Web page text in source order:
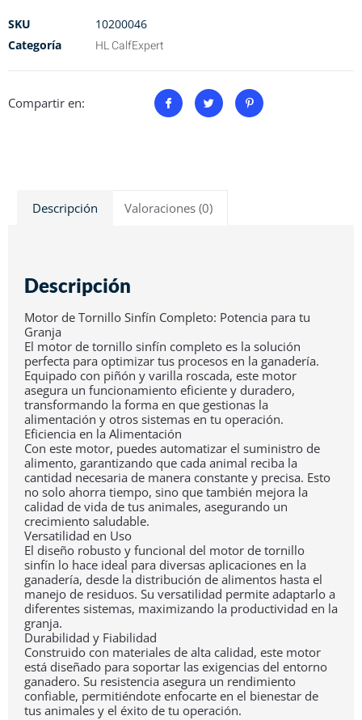
SKU
10200046
Categoría
HL CalfExpert
Compartir en:
Descripción Valoraciones (0)
Descripción
Motor de Tornillo Sinfín Completo: Potencia para tu
Granja
El motor de tornillo sinfín completo es la solución
perfecta para optimizar tus procesos en la ganadería.
Equipado con piñón y varilla roscada, este motor
asegura un funcionamiento eficiente y duradero,
transformando la forma en que gestionas la
alimentación y otros sistemas en tu operación.
Eficiencia en la Alimentación
Con este motor, puedes automatizar el suministro de
alimento, garantizando que cada animal reciba la
cantidad necesaria de manera constante y precisa. Esto
no solo ahorra tiempo, sino que también mejora la
calidad de vida de tus animales, asegurando un
crecimiento saludable.
Versatilidad en Uso
El diseño robusto y funcional del motor de tornillo
sinfín lo hace ideal para diversas aplicaciones en la
ganadería, desde la distribución de alimentos hasta el
manejo de residuos. Su versatilidad permite adaptarlo a
diferentes sistemas, maximizando la productividad en la
granja.
Durabilidad y Fiabilidad
Construido con materiales de alta calidad, este motor
está diseñado para soportar las exigencias del entorno
ganadero. Su resistencia asegura un rendimiento
confiable, permitiéndote enfocarte en el bienestar de
tus animales y el éxito de tu operación.